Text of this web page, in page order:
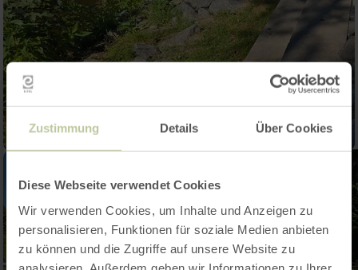
Zustimmung Details Über Cookies
Diese Webseite verwendet Cookies
Wir verwenden Cookies, um Inhalte und Anzeigen zu
personalisieren, Funktionen für soziale Medien anbieten
zu können und die Zugriffe auf unsere Website zu